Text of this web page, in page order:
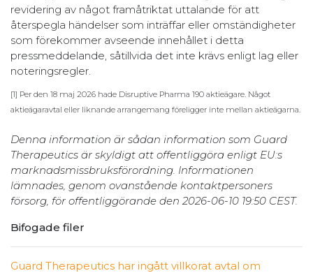
revidering av något framåtriktat uttalande för att
återspegla händelser som inträffar eller omständigheter
som förekommer avseende innehållet i detta
pressmeddelande, såtillvida det inte krävs enligt lag eller
noteringsregler.
[1] Per den 18 maj 2026 hade Disruptive Pharma 190 aktieägare. Något
aktieägaravtal eller liknande arrangemang föreligger inte mellan aktieägarna.
Denna information är sådan information som Guard
Therapeutics är skyldigt att offentliggöra enligt EU:s
marknadsmissbruksförordning. Informationen
lämnades, genom ovanstående kontaktpersoners
försorg, för offentliggörande den 2026-06-10 19:50 CEST.
Bifogade filer
Guard Therapeutics har ingått villkorat avtal om